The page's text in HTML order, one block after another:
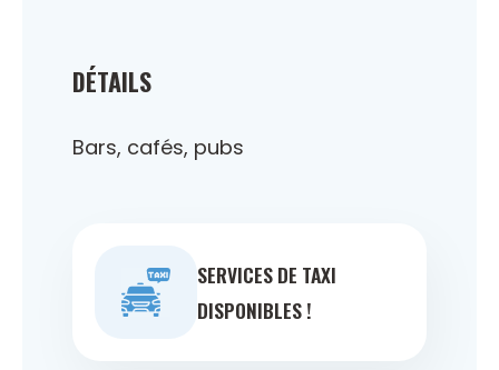
DÉTAILS
Bars, cafés, pubs
SERVICES DE TAXI
DISPONIBLES !